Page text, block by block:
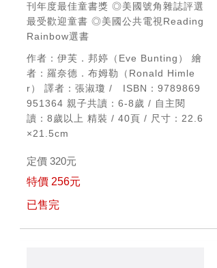
刊年度最佳童書獎 ◎美國號角雜誌評選
最受歡迎童書 ◎美國公共電視Reading
Rainbow選書
作者：伊芙．邦婷（Eve Bunting）
繪
者：羅奈德．布姆勒（Ronald Himle
r）
譯者：張淑瓊 / ISBN：9789869
951364 親子共讀：6-8歲 / 自主閱
讀：8歲以上 精裝 / 40頁 / 尺寸：22.6
×21.5cm
定價 320元
特價 256元
已售完